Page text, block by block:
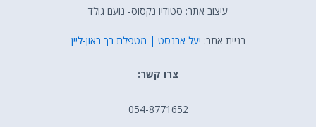
עיצוב אתר: סטודיו נקסוס- נועם גולד
בניית אתר: יעל ארנסט | מטפלת בך באון-ליין
צרו קשר:
054-8771652